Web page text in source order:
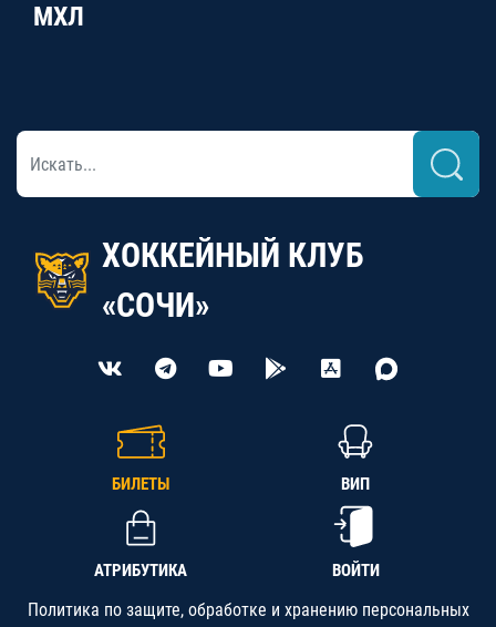
МХЛ
ХОККЕЙНЫЙ КЛУБ
«СОЧИ»
БИЛЕТЫ ВИП
АТРИБУТИКА ВОЙТИ
Политика по защите, обработке и хранению персональных